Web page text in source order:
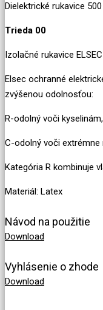
Dielektrické rukavice
Trieda 00
Izolačné rukavice ELSEC
Elsec ochranné
zvýšenou odolnosťou:
R-odolný voči kyselinám
C-odolný voči extrémne
Kategória R kombinuje
Materiál: Latex
Návod na použitie
Download
Vyhlásenie o zhode
Download